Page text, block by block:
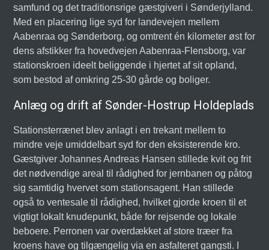
samfund og det traditionsrige gæstgiveri i Sønderjylland.
Med en placering lige syd for landevejen mellem
Aabenraa og Sønderborg, og omtrent én kilometer øst for
dens afstikker fra hovedvejen Aabenraa-Flensborg, var
stationskroen ideelt beliggende i hjertet af sit opland,
som bestod af omkring 25-30 gårde og boliger.
Anlæg og drift af Sønder-Hostrup Holdeplads
Stationsterrænet blev anlagt i en trekant mellem to
mindre veje umiddelbart syd for den eksisterende kro.
Gæstgiver Johannes Andreas Hansen stillede kvit og frit
det nødvendige areal til rådighed for jernbanen og påtog
sig samtidig hvervet som stationsagent. Han stillede
også to ventesale til rådighed, hvilket gjorde kroen til et
vigtigt lokalt knudepunkt, både for rejsende og lokale
beboere. Perronen var overdækket af store træer fra
kroens have og tilgængelig via en asfalteret gangsti. I